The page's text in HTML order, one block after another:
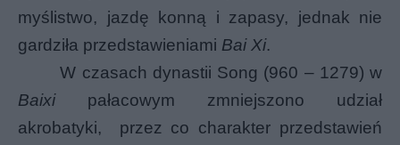
myślistwo, jazdę konną i zapasy, jednak nie
gardziła przedstawieniami Bai Xi.
W czasach dynastii Song (960 – 1279) w
Baixipałacowym zmniejszono udział
akrobatyki,
przez co charakter przedstawień